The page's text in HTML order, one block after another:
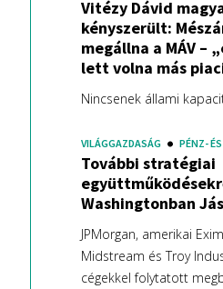
Vitézy Dávid
kényszerült:
megállna a MÁV –
lett volna más
Nincsenek állami
VILÁGGAZDASÁG PÉNZ-
További stratégiai
Washingtonban
JPMorgan, amerikai
Midstream és Troy
cégekkel folytatott